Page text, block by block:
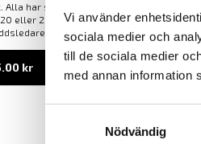
Vi använder
sociala medier och
till de sociala medier
med annan information
Nödvändig
har säkerhetskategori enligt IV 600 V.
eller 200 mA ström för att kontrollera
kontinuitet.
krPrisintervall:
9,795.00 kr
till
LÄS MER